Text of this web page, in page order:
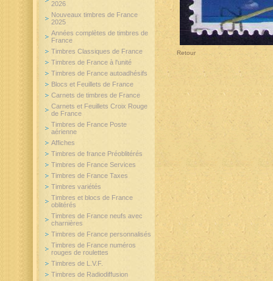
Retour
2026
Nouveaux timbres de France
2025
Années complètes de timbres de
France
Timbres Classiques de France
Timbres de France à l'unité
Timbres de France autoadhésifs
Blocs et Feuillets de France
Carnets de timbres de France
Carnets et Feuillets Croix Rouge
de France
Timbres de France Poste
aérienne
Affiches
Timbres de france Préoblitérés
Timbres de France Services
Timbres de France Taxes
Timbres variétés
Timbres et blocs de France
oblitérés
Timbres de France neufs avec
charnières
Timbres de France personnalisés
Timbres de France numéros
rouges de roulettes
Timbres de L.V.F.
Timbres de Radiodiffusion